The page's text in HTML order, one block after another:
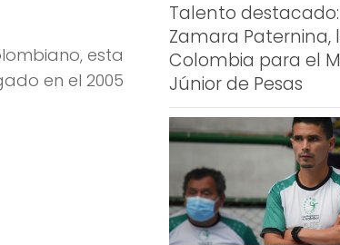
esta
en el 2005
Talento destacado:
Zamara Paternina,
Colombia para el
Júnior de Pesas